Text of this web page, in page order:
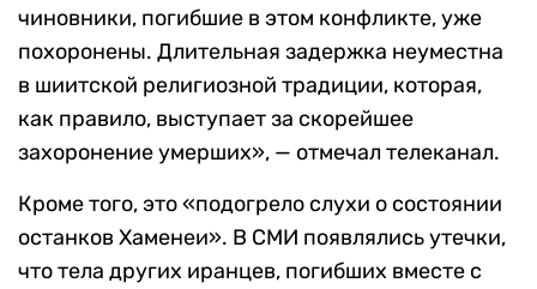
чиновники, погибшие в этом конфликте, уже
похоронены. Длительная задержка неуместна
в шиитской религиозной традиции, которая,
как правило, выступает за скорейшее
захоронение умерших», — отмечал телеканал.
Кроме того, это «подогрело слухи о состоянии
останков Хаменеи». В СМИ появлялись утечки,
что тела других иранцев, погибших вместе с